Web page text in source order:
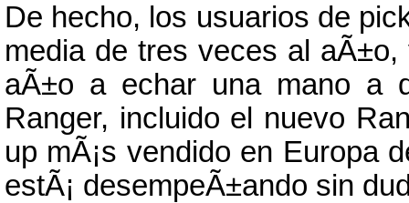
De hecho, los usuarios de
media de tres veces al
aÃ±o a echar una mano a
Ranger, incluido el nuevo
up mÃ¡s vendido en Europa
estÃ¡ desempeÃ±ando sin